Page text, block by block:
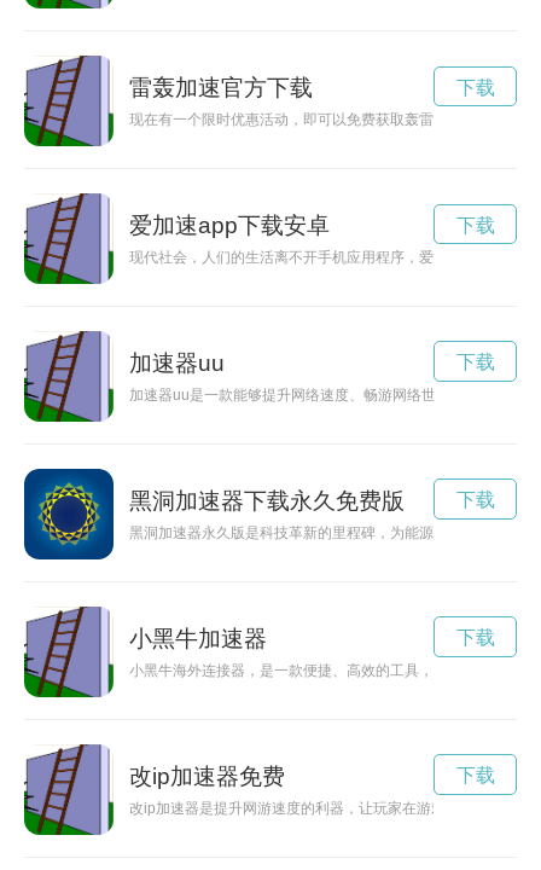
雷轰加速官方下载
现在有一个限时优惠活动，即可以免费获取轰雷加速器，帮助
下载
爱加速app下载安卓
现代社会，人们的生活离不开手机应用程序，爱加速app是一
下载
加速器uu
加速器uu是一款能够提升网络速度、畅游网络世界的利器。通
下载
黑洞加速器下载永久免费版
黑洞加速器永久版是科技革新的里程碑，为能源发展开辟了新
下载
小黑牛加速器
小黑牛海外连接器，是一款便捷、高效的工具，为海外客户提供
下载
改ip加速器免费
改ip加速器是提升网游速度的利器，让玩家在游戏中尽情展现神
下载